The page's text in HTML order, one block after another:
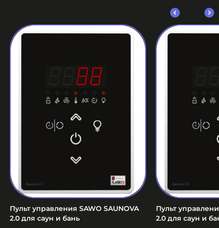
Пульт управления SAWO SAUNOVA
2.0 для саун и бань
Пульт
2.0 для саун и